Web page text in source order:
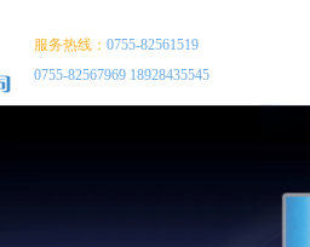
服务热线： 0755-82561519
0755-82567969 18928435545